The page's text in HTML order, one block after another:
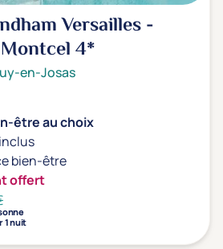
Versailles -
4*
en-Josas
être au choix
bien-être
offert
1 nuit